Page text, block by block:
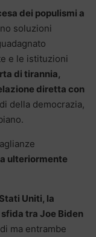
dei populismi a
soluzioni
e le istituzioni
di tirannia,
diretta con
della democrazia,
ulteriormente
Uniti, la
tra Joe Biden
ma entrambe